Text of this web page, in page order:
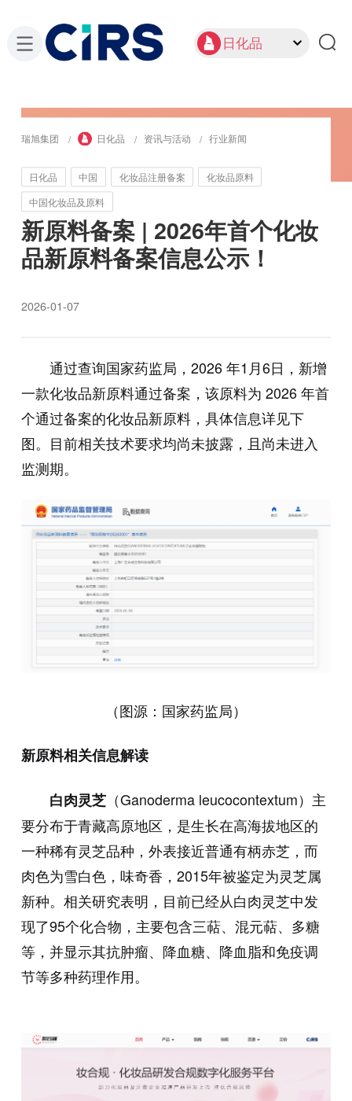
日化品
瑞旭集团 日化品 资讯与活动 行业新闻
日化品 中国 化妆品注册备案
化妆品原料
中国化妆品及原料
新原料备案 | 2026年首个化妆
品新原料备案信息公示！
2026-01-07
通过查询国家药监局，2026 年1月6日，新增
一款化妆品新原料通过备案，该原料为 2026 年首
个通过备案的化妆品新原料，具体信息详见下
图。目前相关技术要求均尚未披露，且尚未进入
监测期。
（图源：国家药监局）
新原料相关信息解读
白肉灵芝（Ganoderma leucocontextum）主
要分布于青藏高原地区，是生长在高海拔地区的
一种稀有灵芝品种，外表接近普通有柄赤芝，而
肉色为雪白色，味奇香，2015年被鉴定为灵芝属
新种。相关研究表明，目前已经从白肉灵芝中发
现了95个化合物，主要包含三萜、混元萜、多糖
等，并显示其抗肿瘤、降血糖、降血脂和免疫调
节等多种药理作用。